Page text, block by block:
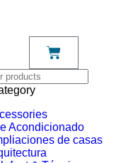
Acondicionado
de casas